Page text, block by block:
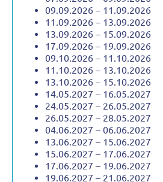
09.09.2026 – 11.09.2026
11.09.2026 – 13.09.2026
13.09.2026 – 15.09.2026
17.09.2026 – 19.09.2026
09.10.2026 – 11.10.2026
11.10.2026 – 13.10.2026
13.10.2026 – 15.10.2026
14.05.2027 – 16.05.2027
24.05.2027 – 26.05.2027
26.05.2027 – 28.05.2027
04.06.2027 – 06.06.2027
13.06.2027 – 15.06.2027
15.06.2027 – 17.06.2027
17.06.2027 – 19.06.2027
19.06.2027 – 21.06.2027